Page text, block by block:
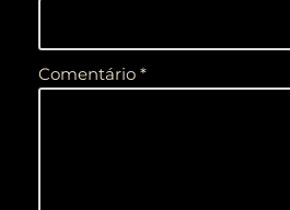
Comentário *